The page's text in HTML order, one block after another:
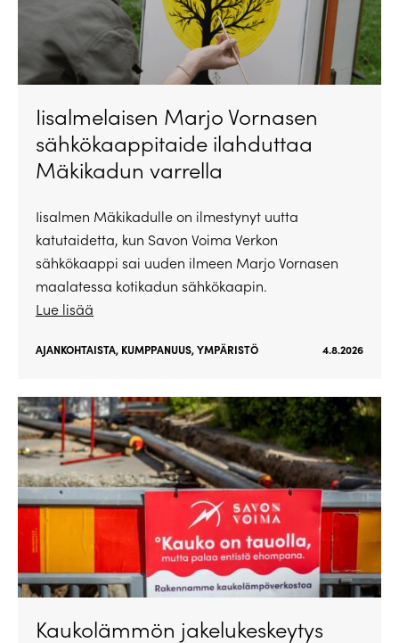
Iisalmelaisen Marjo Vornasen
sähkökaappitaide ilahduttaa
Mäkikadun varrella
Iisalmen Mäkikadulle on ilmestynyt uutta
katutaidetta, kun Savon Voima Verkon
sähkökaappi sai uuden ilmeen Marjo Vornasen
maalatessa kotikadun sähkökaapin.
Lue lisää
AJANKOHTAISTA, KUMPPANUUS,YMPÄRISTÖ 4.8.2026
Kaukolämmön jakelukeskeytys